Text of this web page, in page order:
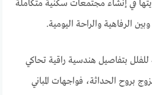
في إنشاء مجتمعات سكنية متكاملة
الرفاهية والراحة اليومية.
بتفاصيل هندسية راقية تحاكي
بروح الحداثة، فواجهات المباني